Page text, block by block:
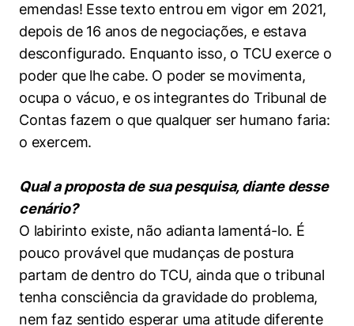
emendas! Esse texto entrou em vigor em 2021,
depois de 16 anos de negociações, e estava
desconfigurado. Enquanto isso, o TCU exerce o
poder que lhe cabe. O poder se movimenta,
ocupa o vácuo, e os integrantes do Tribunal de
Contas fazem o que qualquer ser humano faria:
o exercem.
Qual a proposta de sua pesquisa, diante desse
cenário?
O labirinto existe, não adianta lamentá-lo. É
pouco provável que mudanças de postura
partam de dentro do TCU, ainda que o tribunal
tenha consciência da gravidade do problema,
nem faz sentido esperar uma atitude diferente